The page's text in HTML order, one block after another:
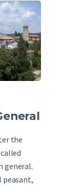
the
general.
peasant,